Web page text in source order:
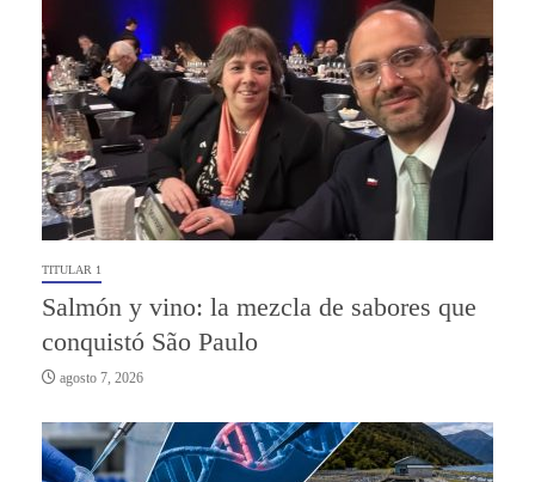
TITULAR 1
Salmón y vino: la mezcla de sabores que
conquistó São Paulo
agosto 7, 2026